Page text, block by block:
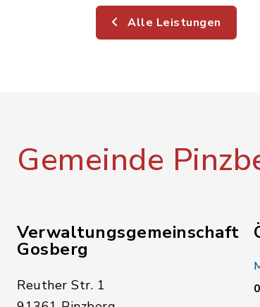
Alle Leistungen
Gemeinde
Verwaltungsgemeinschaft
Gosberg
Reuther Str. 1